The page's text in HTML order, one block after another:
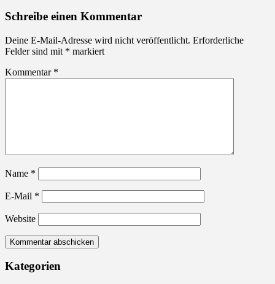
Schreibe einen Kommentar
Deine E-Mail-Adresse wird nicht veröffentlicht. Erforderliche
Felder sind mit * markiert
Kommentar *
Name *
E-Mail *
Website
Kategorien